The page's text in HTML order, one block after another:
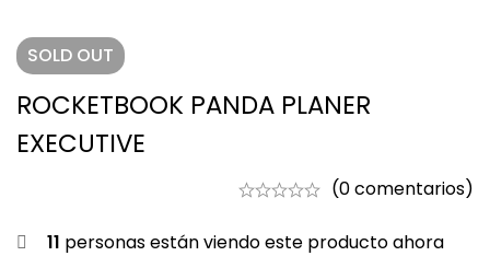
SOLD OUT
ROCKETBOOK PANDA PLANER
EXECUTIVE
(0 comentarios)
11 personas están viendo este producto ahora